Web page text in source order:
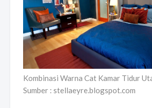
Kombinasi Warna Cat Kamar Tidur
Sumber : stellaeyre.blogspot.com